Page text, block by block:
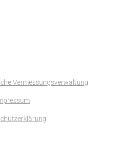
Vermessungsverwaltung